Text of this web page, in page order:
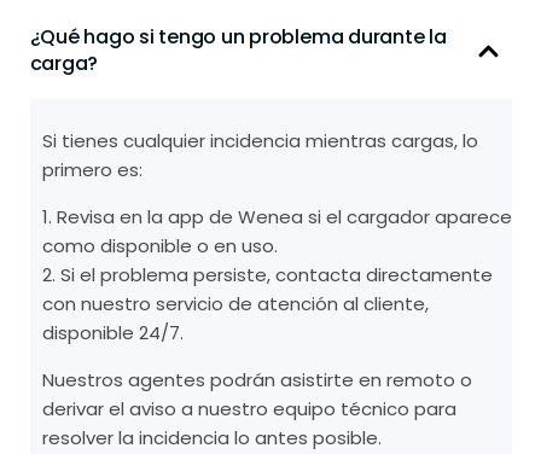
¿Qué hago si tengo un problema durante la
carga?
Si tienes cualquier incidencia mientras cargas, lo
primero es:
1. Revisa en la app de Wenea si el cargador aparece
como disponible o en uso.
2. Si el problema persiste, contacta directamente
con nuestro servicio de atención al cliente,
disponible 24/7.
Nuestros agentes podrán asistirte en remoto o
derivar el aviso a nuestro equipo técnico para
resolver la incidencia lo antes posible.